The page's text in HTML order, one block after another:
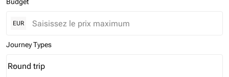
EUR
Journey Types
Journey Types option Round trip Selected
Round trip
keyboard_arrow_down